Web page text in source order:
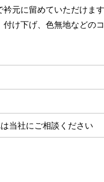
元に留めていただけます
け下げ、色無地などの
当社にご相談ください